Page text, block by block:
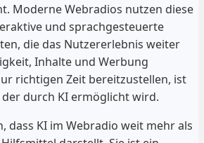
Moderne Webradios nutzen diese
und sprachgesteuerte
die das Nutzererlebnis weiter
Inhalte und Werbung
richtigen Zeit bereitzustellen, ist
durch KI ermöglicht wird.
dass KI im Webradio weit mehr als